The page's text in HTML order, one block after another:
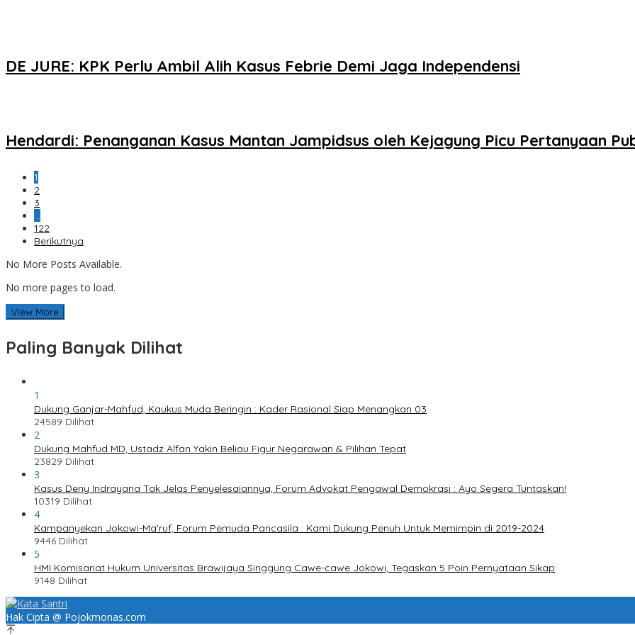
DE JURE: KPK Perlu Ambil Alih Kasus Febrie Demi Jaga Independensi
Hendardi: Penanganan Kasus Mantan Jampidsus oleh Kejagung Picu Pertanyaan
1
2
3
…
122
Berikutnya
No More Posts Available.
No more pages to load.
View More
Paling Banyak Dilihat
1
Dukung Ganjar-Mahfud, Kaukus Muda Beringin : Kader Rasional Siap Menangkan 03
24589 Dilihat
2
Dukung Mahfud MD, Ustadz Alfan Yakin Beliau Figur Negarawan & Pilihan Tepat
23829 Dilihat
3
Kasus Deny Indrayana Tak Jelas Penyelesaiannya, Forum Advokat Pengawal Demokrasi : Ayo Segera Tuntaskan!
10319 Dilihat
4
Kampanyekan Jokowi-Ma’ruf, Forum Pemuda Pancasila : Kami Dukung Penuh Untuk Memimpin di 2019-2024
9446 Dilihat
5
HMI Komisariat Hukum Universitas Brawijaya Singgung Cawe-cawe Jokowi, Tegaskan 5 Poin Pernyataan Sikap
9148 Dilihat
Hak Cipta @ Pojokmonas.com